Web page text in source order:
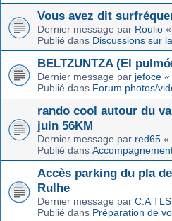
Vous avez dit
Dernier message par Roulio «
Publié dans Discussions sur
BELTZUNTZA (El
Dernier message par jefoce «
Publié dans Forum photos/
rando cool autour du
juin 56KM
Dernier message par red65 «
Publié dans
Accès parking du pla
Rulhe
Dernier message par C.A
Publié dans Préparation de